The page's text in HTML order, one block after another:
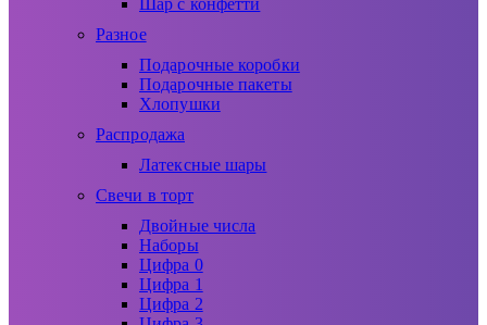
Шар с конфетти
Разное
Подарочные коробки
Подарочные пакеты
Хлопушки
Распродажа
Латексные шары
Свечи в торт
Двойные числа
Наборы
Цифра 0
Цифра 1
Цифра 2